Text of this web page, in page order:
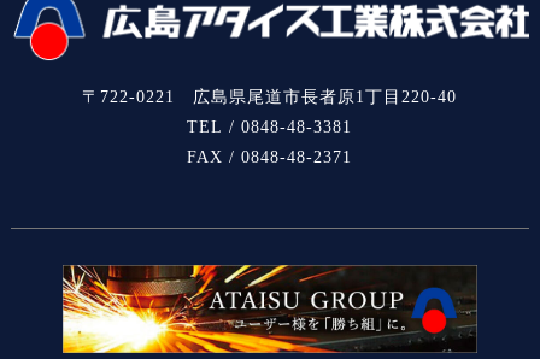
〒722-0221 広島県尾道市長者原1丁目220-40
TEL / 0848-48-3381
FAX / 0848-48-2371